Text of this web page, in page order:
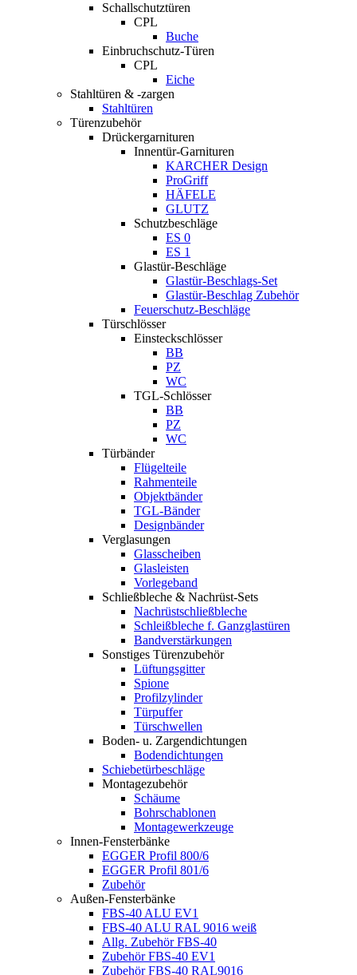
Schallschutztüren
CPL
Buche
Einbruchschutz-Türen
CPL
Eiche
Stahltüren & -zargen
Stahltüren
Türenzubehör
Drückergarnituren
Innentür-Garnituren
KARCHER Design
ProGriff
HÄFELE
GLUTZ
Schutzbeschläge
ES 0
ES 1
Glastür-Beschläge
Glastür-Beschlags-Set
Glastür-Beschlag Zubehör
Feuerschutz-Beschläge
Türschlösser
Einsteckschlösser
BB
PZ
WC
TGL-Schlösser
BB
PZ
WC
Türbänder
Flügelteile
Rahmenteile
Objektbänder
TGL-Bänder
Designbänder
Verglasungen
Glasscheiben
Glasleisten
Vorlegeband
Schließbleche & Nachrüst-Sets
Nachrüstschließbleche
Schleißbleche f. Ganzglastüren
Bandverstärkungen
Sonstiges Türenzubehör
Lüftungsgitter
Spione
Profilzylinder
Türpuffer
Türschwellen
Boden- u. Zargendichtungen
Bodendichtungen
Schiebetürbeschläge
Montagezubehör
Schäume
Bohrschablonen
Montagewerkzeuge
Innen-Fensterbänke
EGGER Profil 800/6
EGGER Profil 801/6
Zubehör
Außen-Fensterbänke
FBS-40 ALU EV1
FBS-40 ALU RAL 9016 weiß
Allg. Zubehör FBS-40
Zubehör FBS-40 EV1
Zubehör FBS-40 RAL9016